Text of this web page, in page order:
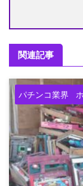
関連記事
パチンコ業界